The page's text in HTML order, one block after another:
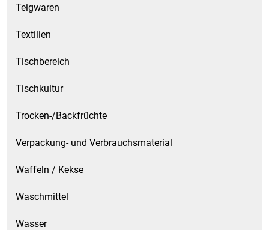
Teigwaren
Textilien
Tischbereich
Tischkultur
Trocken-/Backfrüchte
Verpackung- und Verbrauchsmaterial
Waffeln / Kekse
Waschmittel
Wasser